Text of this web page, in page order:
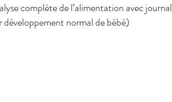
complète de l’alimentation avec journal
normal de bébé)